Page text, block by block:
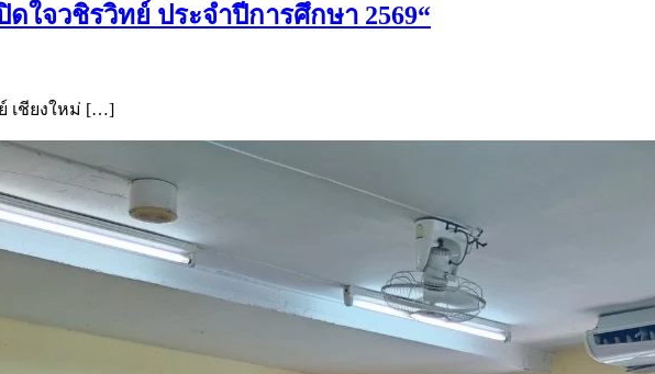
ใจวชิรวิทย์ ประจำปีการศึกษา 2569“
เชียงใหม่ […]